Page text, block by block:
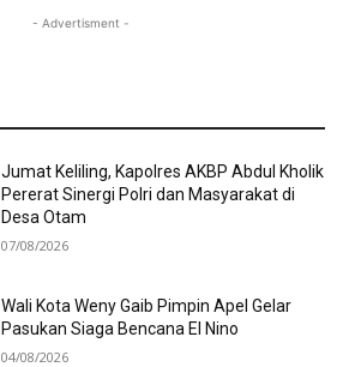
- Advertisment -
Jumat Keliling, Kapolres AKBP Abdul Kholik
Pererat Sinergi Polri dan Masyarakat di
Desa Otam
07/08/2026
Wali Kota Weny Gaib Pimpin Apel Gelar
Pasukan Siaga Bencana El Nino
04/08/2026